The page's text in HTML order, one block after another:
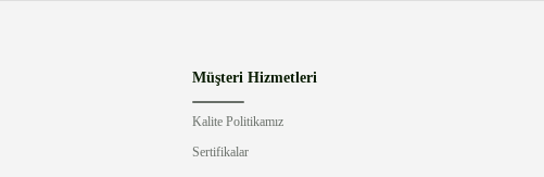
Müşteri Hizmetleri
Kalite Politikamız
Sertifikalar